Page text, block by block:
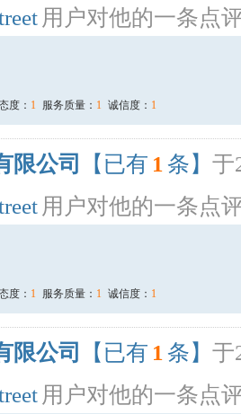
用户对他的一条点
度： 1 服务质量： 1 诚信度： 1
限公司 【已有 1 条】 于
用户对他的一条点
度： 1 服务质量： 1 诚信度： 1
限公司 【已有 1 条】 于
用户对他的一条点